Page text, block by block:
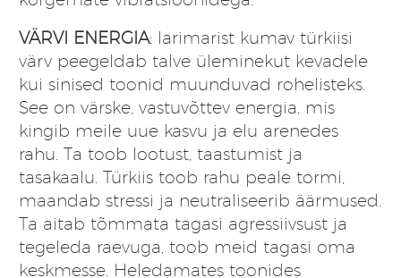
VÄRVI ENERGIA: larimarist kumav türkiisi
värv peegeldab talve üleminekut kevadele
kui sinised toonid muunduvad rohelisteks.
See on värske, vastuvõttev energia, mis
kingib meile uue kasvu ja elu arenedes
rahu. Ta toob lootust, taastumist ja
tasakaalu. Türkiis toob rahu peale tormi,
maandab stressi ja neutraliseerib äärmused.
Ta aitab tõmmata tagasi agressiivsust ja
tegeleda raevuga, toob meid tagasi oma
keskmesse. Heledamates toonides